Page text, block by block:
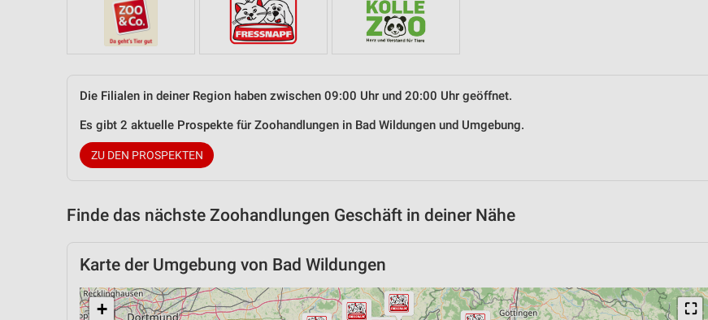
Die Filialen in deiner Region haben zwischen 09:00 Uhr und 20:00 Uhr geöffnet.
Es gibt 2 aktuelle Prospekte für Zoohandlungen in Bad Wildungen und Umgebung.
ZU DEN PROSPEKTEN
Finde das nächste Zoohandlungen Geschäft in deiner Nähe
Karte der Umgebung von Bad Wildungen
⛶
+